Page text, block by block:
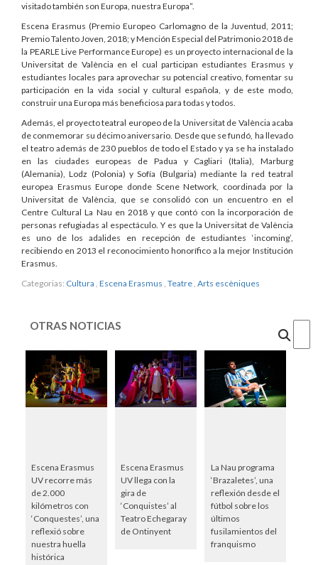
visitado también son Europa, nuestra Europa”.
Escena Erasmus (Premio Europeo Carlomagno de la Juventud, 2011;
Premio Talento Joven, 2018; y Mención Especial del Patrimonio 2018 de
la PEARLE Live Performance Europe) es un proyecto internacional de la
Universitat de València en el cual participan estudiantes Erasmus y
estudiantes locales para aprovechar su potencial creativo, fomentar su
participación en la vida social y cultural española, y de este modo,
construir una Europa más beneficiosa para todas y todos.
Además, el proyecto teatral europeo de la Universitat de València acaba
de conmemorar su décimo aniversario. Desde que se fundó, ha llevado
el teatro además de 230 pueblos de todo el Estado y ya se ha instalado
en las ciudades europeas de Padua y Cagliari (Italia), Marburg
(Alemania), Lodz (Polonia) y Sofía (Bulgaria) mediante la red teatral
europea Erasmus Europe donde Scene Network, coordinada por la
Universitat de València, que se consolidó con un encuentro en el
Centre Cultural La Nau en 2018 y que contó con la incorporación de
personas refugiadas al espectáculo. Y es que la Universitat de València
es uno de los adalides en recepción de estudiantes ‘incoming’,
recibiendo en 2013 el reconocimiento honorífico a la mejor Institución
Erasmus.
Categorias: Cultura , Escena Erasmus , Teatre, Arts escèniques
OTRAS NOTICIAS
Escena Erasmus
UV recorre más
de 2.000
kilómetros con
‘Conquestes’, una
reflexió sobre
nuestra huella
histórica
Escena Erasmus
UV llega con la
gira de
‘Conquistes’ al
Teatro Echegaray
de Ontinyent
La Nau programa
‘Brazaletes’, una
reflexión desde el
fútbol sobre los
últimos
fusilamientos del
franquismo